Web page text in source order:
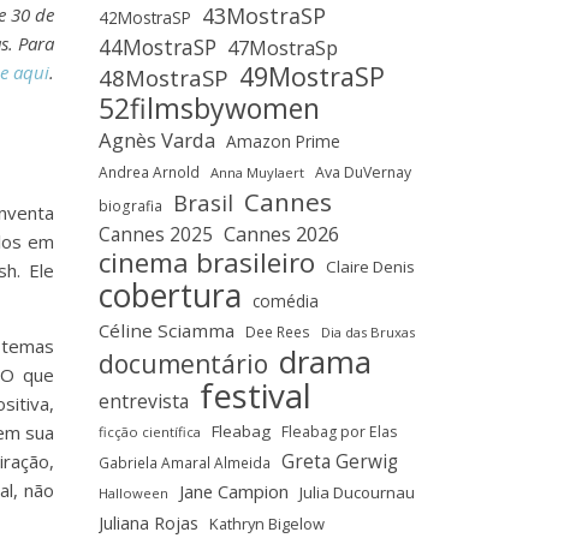
30 de
Para
aqui.
em
Ele
que
sua
não
42MostraSP 43MostraSP
44MostraSP 47MostraSp
48MostraSP 49MostraSP
52filmsbywomen
Agnès Varda Amazon Prime
Andrea Arnold Anna Muylaert Ava DuVernay
biografia Brasil Cannes
Cannes 2025 Cannes 2026
cinema brasileiro Claire Denis
cobertura comédia
Céline Sciamma Dee Rees Dia das Bruxas
documentário drama
entrevista festival
ficção científica Fleabag Fleabag por Elas
Gabriela Amaral Almeida Greta Gerwig
Halloween Jane Campion Julia Ducournau
Juliana Rojas Kathryn Bigelow